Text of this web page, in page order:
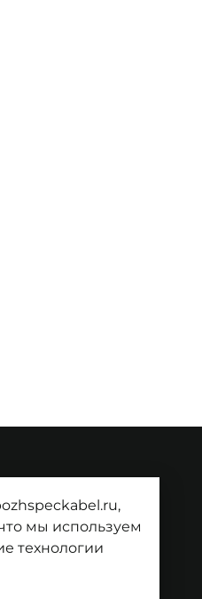
Контакты
мы используем
технологии